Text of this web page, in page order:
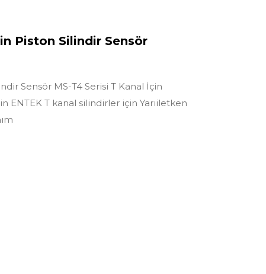
Piston Silindir Sensör
Sensör MS-T4 Serisi T Kanal İçin
ENTEK T kanal silindirler için Yarıiletken